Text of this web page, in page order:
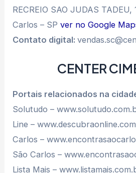
RECREIO SAO JUDAS TADEU,
Carlos – SPver no Google
Contato digital:
CENTER
Portais relacionados na
Solutudo –
Line –
Carlos –
São Carlos –
Lista Mais –